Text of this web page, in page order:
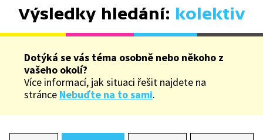
Výsledky hledání: kolektiv
Dotýká se vás téma osobně nebo někoho z
vašeho okolí?
Více informací, jak situaci řešit najdete na
stránce Nebuďte na to sami.